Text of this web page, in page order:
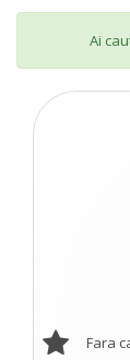
Ai
Fara